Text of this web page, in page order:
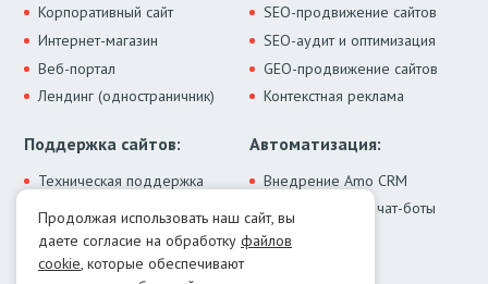
Корпоративный сайт
Интернет-магазин
Веб-портал
Лендинг (одностраничник)
SEO-продвижение сайтов
SEO-аудит и оптимизация
GEO-продвижение сайтов
Контекстная реклама
Поддержка сайтов:
Техническая поддержка
Модернизация сайта
Лечение от вирусов
Автоматизация:
Внедрение Amo CRM
ИИ-ассистенты и чат-боты
Интеграции
Контакты:
Продолжая использовать наш сайт, вы
даете согласие на обработку файлов
cookie, которые обеспечивают